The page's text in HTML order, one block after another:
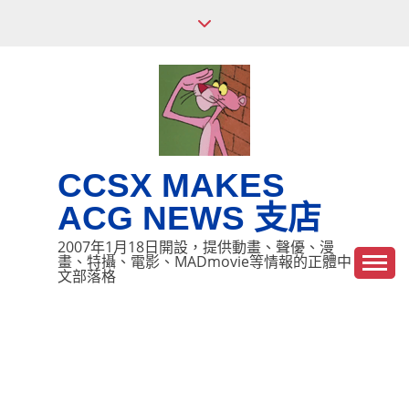
CCSX MAKES
ACG NEWS 支店
2007年1月18日開設，提供動畫、聲優、漫
畫、特攝、電影、MADmovie等情報的正體中
文部落格